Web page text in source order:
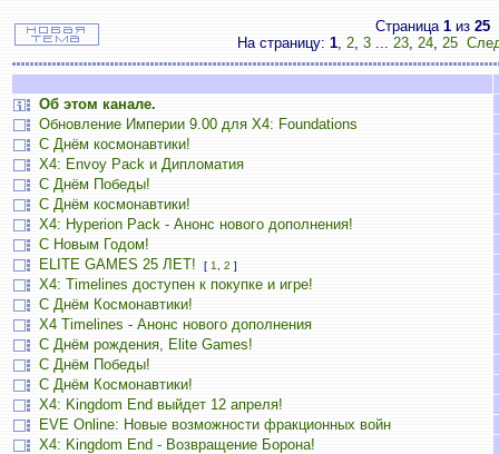
Страница 1из 25
На страницу: 1, 2, 3 ... 23, 24, 25
Об этом канале.
Обновление Империи 9.00 для X4: Foundations
С Днём космонавтики!
X4: Envoy Pack и Дипломатия
С Днём Победы!
С Днём космонавтики!
X4: Hyperion Pack - Анонс нового дополнения!
С Новым Годом!
ELITE GAMES 25 ЛЕТ!
[ 1 2 ]
X4: Timelines доступен к покупке и игре!
С Днём Космонавтики!
X4 Timelines - Анонс нового дополнения
С Днём рождения, Elite Games!
С Днём Победы!
С Днём Космонавтики!
X4: Kingdom End выйдет 12 апреля!
EVE Online: Новые возможности фракционных войн
X4: Kingdom End - Возвращение Борона!